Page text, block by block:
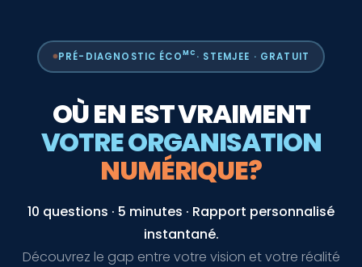
PRÉ-DIAGNOSTIC ÉCOMC · STEMJEE · GRATUIT
OÙ EN EST VRAIMENT
VOTRE ORGANISATION
NUMÉRIQUE?
10 questions · 5 minutes · Rapport personnalisé
instantané.
Découvrez le gap entre votre vision et votre réalité